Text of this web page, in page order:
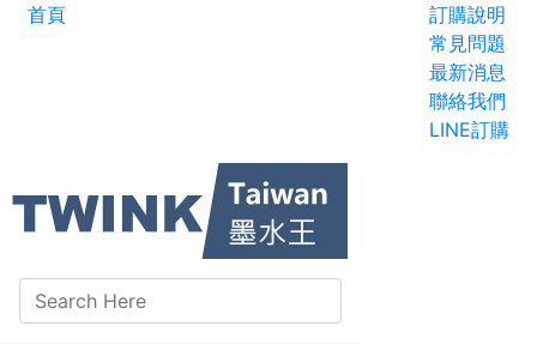
首頁
碳粉匣全面特惠價
訂購說明
常見問題
最新消息
聯絡我們
LINE訂購